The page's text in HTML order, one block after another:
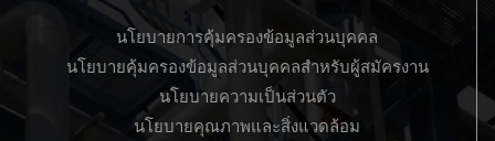
นโยบายการคุ้มครองข้อมูลส่วนบุคคล
นโยบายคุ้มครองข้อมูลส่วนบุคคลสำหรับผู้สมัครงาน
นโยบายความเป็นส่วนตัว
นโยบายคุณภาพและสิ่งแวดล้อม